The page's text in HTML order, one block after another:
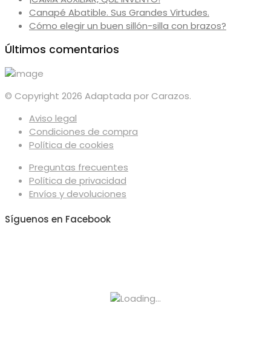
Canapé Abatible. Sus Grandes Virtudes.
Cómo elegir un buen sillón-silla con brazos?
Últimos comentarios
© Copyright 2026 Adaptada por Carazos.
Aviso legal
Condiciones de compra
Política de cookies
Preguntas frecuentes
Política de privacidad
Envíos y devoluciones
Síguenos en Facebook